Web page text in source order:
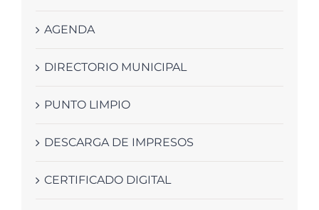
AGENDA
DIRECTORIO MUNICIPAL
PUNTO LIMPIO
DESCARGA DE IMPRESOS
CERTIFICADO DIGITAL